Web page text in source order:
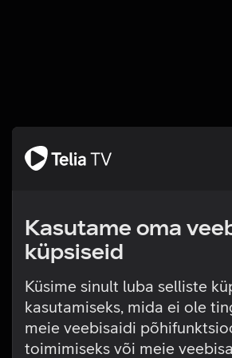
Kasutame oma
küpsiseid
Küsime sinult luba selliste
kasutamiseks, mida ei ole
meie veebisaidi
toimimiseks või meie
Tehniline